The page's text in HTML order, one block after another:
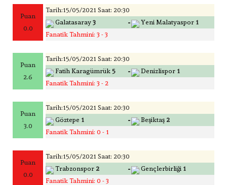
Puan
0.0
Tarih:15/05/2021 Saat: 20:30
Galatasaray 3 - Yeni Malatyaspor 1
Fanatik Tahmini: 3 - 3
Puan
2.6
Tarih:15/05/2021 Saat: 20:30
Fatih Karagümrük 5 - Denizlispor 1
Fanatik Tahmini: 3 - 2
Puan
3.0
Tarih:15/05/2021 Saat: 20:30
Göztepe 1 - Beşiktaş 2
Fanatik Tahmini: 0 - 1
Puan
0.0
Tarih:15/05/2021 Saat: 20:30
Trabzonspor 2 - Gençlerbirliği 1
Fanatik Tahmini: 0 - 3